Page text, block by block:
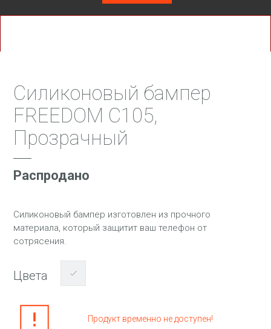
Силиконовый бампер
FREEDOM С105,
Прозрачный
Распродано
Силиконовый бампер изготовлен из прочного
материала, который защитит ваш телефон от
сотрясения.
Цвета
Продукт временно не доступен!